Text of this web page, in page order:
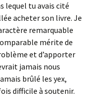
lequel tu avais cité
acheter son livre. Je
remarquable
mérite de
et d’apporter
jamais nous
brûlé les yex,
difficile à soutenir.